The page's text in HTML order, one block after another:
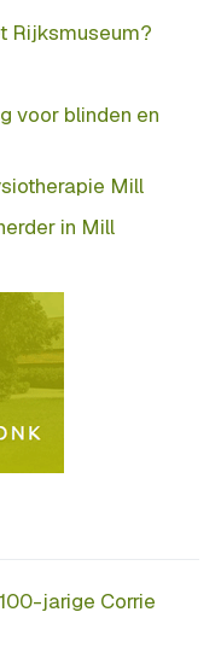
Rijksmuseum?
voor blinden en
Mill
in Mill
jarige Corrie